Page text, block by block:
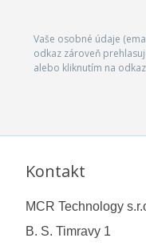
Vaše osobné údaje
odkaz zároveň
alebo kliknutím na
Kontakt
MCR Technology
B. S. Timravy 1